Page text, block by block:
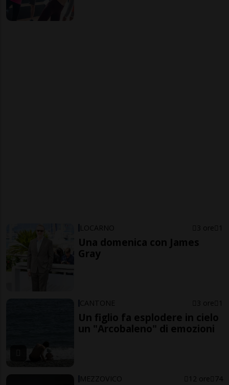
LOCARNO 3 ore 1
Una domenica con James
Gray
CANTONE 3 ore 1
Un figlio fa esplodere in cielo
un "Arcobaleno" di emozioni
MEZZOVICO 12 ore 74